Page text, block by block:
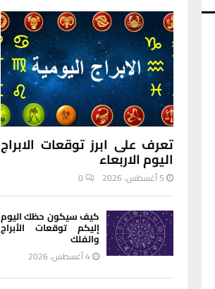
تعرف على ابرز توقعات الابراج
اليوم الاربعاء
5 أغسطس، 2026 0
كيف سيكون حظك اليوم
إليكم توقعات الأبراج
والفلك
4 أغسطس، 2026